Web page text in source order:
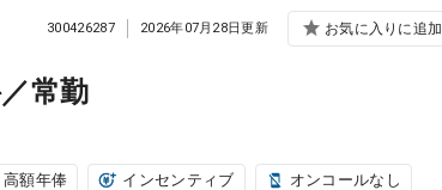
常勤
300426287 2026年07月28日更新 お気に入りに追加
高額年俸 インセンティブ オンコールなし